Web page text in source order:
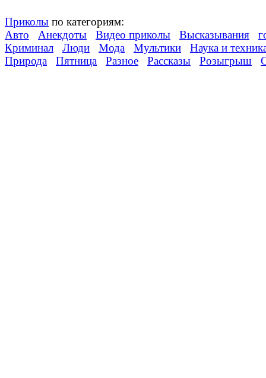
Приколы по категориям:
Авто
Анекдоты Видео приколы Высказывания
Криминал
Люди Мода Мультики
Наука и
Природа
Пятница Разное Рассказы Розыгрыш